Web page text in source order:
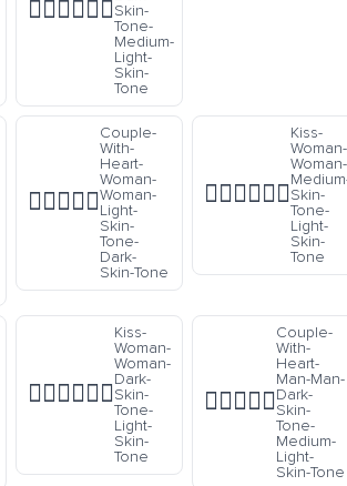
👩🏾‍❤️‍💋‍👨🏼Skin-
Tone-
Medium-
Light-
Skin-
Tone
👩🏻‍❤️‍👩🏿
Couple-
With-
Heart-
Woman-
Woman-
Light-
Skin-
Tone-
Dark-
Skin-Tone
👩🏽‍❤️‍💋‍👩🏻
Kiss-
Woman-
Woman-
Skin-
Tone-
Light-
Skin-
Tone
👩🏿‍❤️‍💋‍👩🏻
Kiss-
Woman-
Woman-
Dark-
Skin-
Tone-
Light-
Skin-
Tone
👨🏿‍❤️‍👨🏼
Couple-
With-
Heart-
Man-Man-
Dark-
Skin-
Tone-
Medium-
Light-
Skin-Tone